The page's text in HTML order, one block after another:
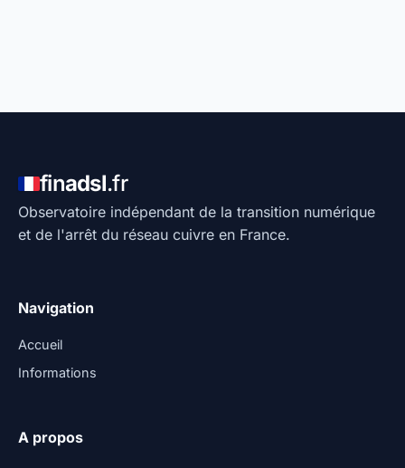
finadsl.fr
Observatoire indépendant de la transition numérique
et de l'arrêt du réseau cuivre en France.
Navigation
Accueil
Informations
A propos